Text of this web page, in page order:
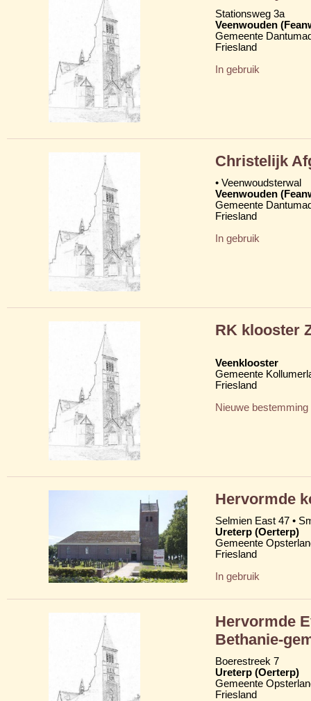
Stationsweg 3a
Veenwouden
Gemeente
Friesland
In gebruik
Christelijk
• Veenwoudsterwal
Veenwouden
Gemeente
Friesland
In gebruik
RK klooster
Veenklooster
Gemeente
Friesland
Nieuwe bestemming
Hervormde
Selmien East 47 •
Ureterp (Oerterp)
Gemeente
Friesland
In gebruik
Hervormde
Bethanie-
Boerestreek 7
Ureterp (Oerterp)
Gemeente
Friesland